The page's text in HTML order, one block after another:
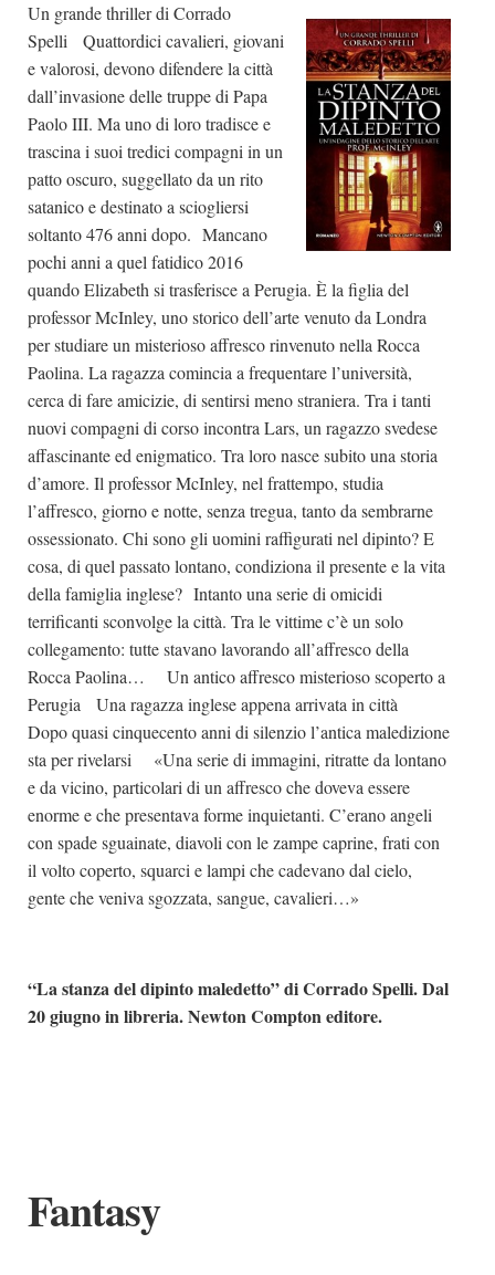
Un grande thriller di Corrado
Spelli Quattordici cavalieri, giovani
e valorosi, devono difendere la città
dall’invasione delle truppe di Papa
Paolo III. Ma uno di loro tradisce e
trascina i suoi tredici compagni in un
patto oscuro, suggellato da un rito
satanico e destinato a sciogliersi
soltanto 476 anni dopo. Mancano
pochi anni a quel fatidico 2016
quando Elizabeth si trasferisce a Perugia. È la figlia del
professor McInley, uno storico dell’arte venuto da Londra
per studiare un misterioso affresco rinvenuto nella Rocca
Paolina. La ragazza comincia a frequentare l’università,
cerca di fare amicizie, di sentirsi meno straniera. Tra i tanti
nuovi compagni di corso incontra Lars, un ragazzo svedese
affascinante ed enigmatico. Tra loro nasce subito una storia
d’amore. Il professor McInley, nel frattempo, studia
l’affresco, giorno e notte, senza tregua, tanto da sembrarne
ossessionato. Chi sono gli uomini raffigurati nel dipinto? E
cosa, di quel passato lontano, condiziona il presente e la vita
della famiglia inglese? Intanto una serie di omicidi
terrificanti sconvolge la città. Tra le vittime c’è un solo
collegamento: tutte stavano lavorando all’affresco della
Rocca Paolina… Un antico affresco misterioso scoperto a
Perugia Una ragazza inglese appena arrivata in città
Dopo quasi cinquecento anni di silenzio l’antica maledizione
sta per rivelarsi «Una serie di immagini, ritratte da lontano
e da vicino, particolari di un affresco che doveva essere
enorme e che presentava forme inquietanti. C’erano angeli
con spade sguainate, diavoli con le zampe caprine, frati con
il volto coperto, squarci e lampi che cadevano dal cielo,
gente che veniva sgozzata, sangue, cavalieri…»
“La stanza del dipinto maledetto” di Corrado Spelli. Dal
20 giugno in libreria. Newton Compton editore.
Fantasy